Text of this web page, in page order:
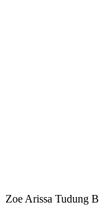
Zoe Arissa Tudung